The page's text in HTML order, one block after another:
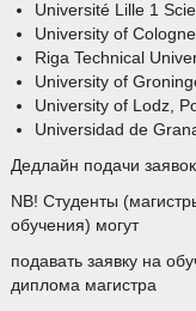
Université Lille 1
University of
Riga Technical
University of
University of Lodz,
Universidad de
Дедлайн подачи
NB! Студенты
обучения) могут
подавать заявку на
диплома магистра